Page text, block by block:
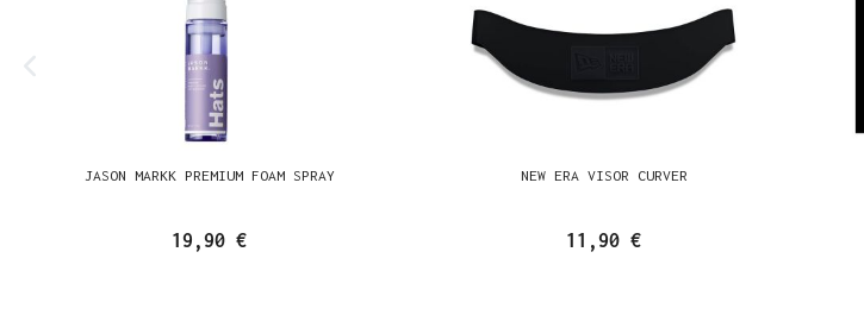
JASON MARKK PREMIUM FOAM SPRAY
19,90 €
NEW ERA VISOR CURVER
11,90 €